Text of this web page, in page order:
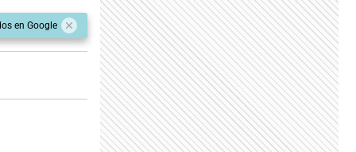
en Google